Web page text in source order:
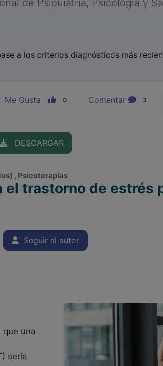
de Psiquiatría, Psicología y
a los criterios diagnósticos más
Me Gusta 0 Comentar 3
DESCARGAR
, Psicoterapias
el trastorno de estrés
Seguir al autor
una
sería